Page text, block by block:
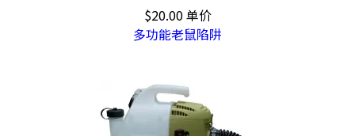
$20.00单价
多功能老鼠陷阱